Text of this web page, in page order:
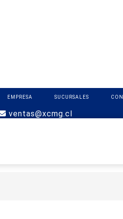
EMPRESA SUCURSALES
ventas@xcmg.cl